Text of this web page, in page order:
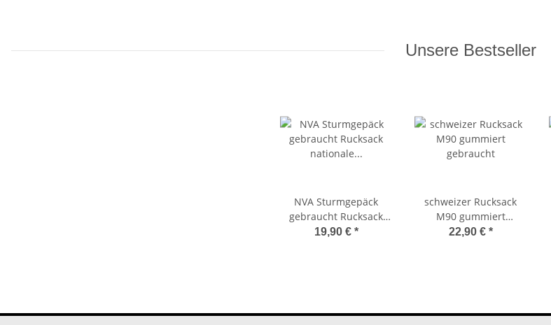
Unsere Bestseller
NVA Sturmgepäck
gebraucht Rucksack
nationale Volksarmee
19,90 € *
schweizer Rucksack
M90 gummiert
gebraucht
22,90 € *